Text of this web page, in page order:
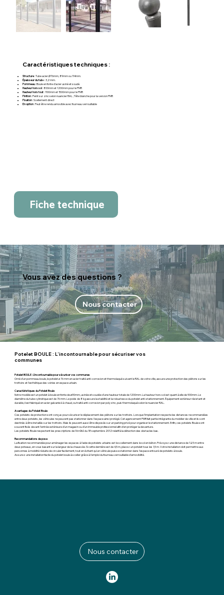
Caractéristiques techniques :
Structure: Tube acier Ø76mm, 89mm ou 114mm.
Épaisseur du tube : 3,2 mm.
Pommeau: Boule en fonte d’acier usiné et soudé.
Hauteur hors sol : 800mm et 1200mm pour le PMR
Hauteur hors tout: 1100mm et 1500mm pour le PMR
Finition: Peint sur zinc selon nuancier RAL ; Tête blanche pour la version PMR
Fixation: Scellement direct
En option: Peut être rendu amovible avec fourreau verrouillable
Fiche technique
Vous avez des questions ?
Nous contacter
Potelet BOULE : L’incontournable pour sécuriser vos
communes
Potelet BOULE : L’incontournable pour sécuriser vos communes
Orné d’un pommeau boule, le potelet ø 76 mm en acier traité anti-corrosion et thermolaqué suivant le RAL de votre ville, assure une protection des piétons sur les
trottoirs et l’esthétique des voiries en espace urbain.
Caractéristiques du Potelet Boule
Notre modèle est un potelet à boule en fonte de ø90mm, usinée et soudée d’une hauteur totale de 1200mm. La hauteur hors sol est quant à elle de 900mm. Le
diamètre du tube cylindrique est de 76 mm. Le poids de 8 kg assure la stabilité et la robustesse du potelet anti-stationnement. Équipement extérieur résistant et
durable, il est fabriqué en acier galvanisé à chaud, ou traité anti-corrosion par polyzinc, puis thermolaqué selon le nuancier RAL.
Avantages du Potelet Boule
Ces potelets de protection sont conçus pour sécuriser le déplacement des piétons sur les trottoirs. Lorsque l’implantation respecte les distances recommandées
entre deux potelets, les véhicules ne peuvent pas stationner dans l’espace ainsi protégé. Cet agencement PMR fait partie intégrante du mobilier de ville et ils sont
destinés à être installés sur les trottoirs. Mais ils peuvent aussi être disposés sur un parking privé pour organiser le stationnement. Enfin, ces potelets Boule sont
souvent fixés devant l’entrée extérieure d’un magasin ou d’un immeuble professionnel afin d’en protéger la devanture.
Les potelets Boule respectent les prescriptions de l’Arrêté́ du 18 septembre 2012 relatif à la détection des obstacles bas.
Recommandations de pose
La fixation recommandée pour aménager les espaces à l’aide de potelets urbains est le scellement dans le sol en béton. Prévoyez une distance de 1 à 5 m entre
deux poteaux, en vous basant sur la largeur de la chaussée. Si cette dernière est de 4,5 m, placez un potelet tous les 1,5 m. Votre installation doit permettre aux
personnes à mobilité réduite de circuler facilement, tout en évitant qu’un véhicule puisse stationner dans l’espace entouré de potelets à boule.
Assurez une installation facile du potelet boule à sceller grâce à l'emploi du fourreau verrouillable d'amovibilité.
Nous contacter